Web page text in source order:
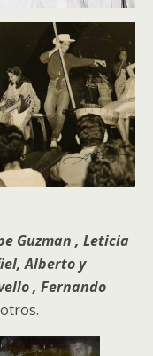
Guzman , Leticia
Alberto y
, Fernando